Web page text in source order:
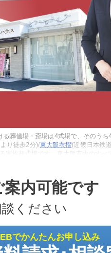
葬儀場・斎場は4式場で、そのうち
り徒歩2分)/東大阪衣摺(近畿日本鉄
族葬式場です。東大阪市内のすべ
用安置室またはご自宅へご搬送い
内可能です
ください
でかんたんお申し込み